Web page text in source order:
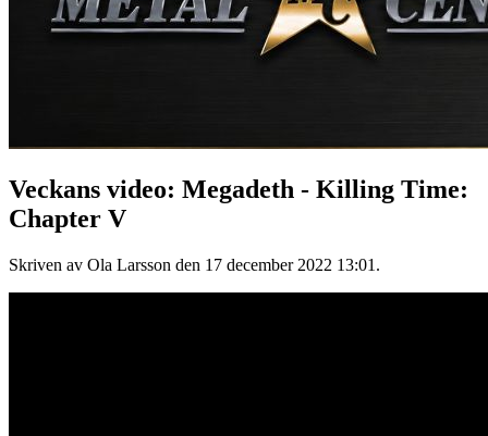
Veckans video: Megadeth - Killing Time:
Chapter V
Skriven av Ola Larsson den 17 december 2022 13:01 .